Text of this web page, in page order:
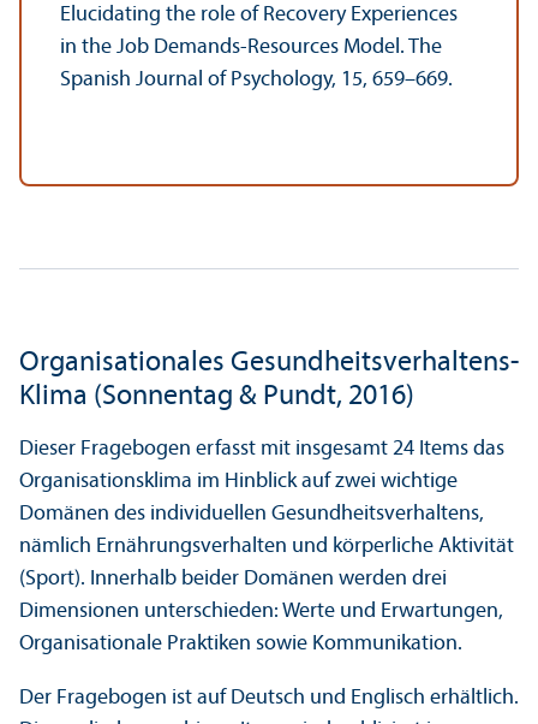
Elucidating the role of Recovery Experiences
in the Job Demands-Resources Model. The
Spanish Journal of Psychology, 15, 659–669.
Organisationales Gesundheits­verhaltens-
Klima (Sonnentag & Pundt, 2016)
Dieser Fragebogen erfasst mit insgesamt 24 Items das
Organisations­klima im Hinblick auf zwei wichtige
Domänen des individuellen Gesundheits­verhaltens,
nämlich Ernährungs­verhalten und körperliche Aktivität
(Sport). Innerhalb beider Domänen werden drei
Dimensionen unter­schieden: Werte und Erwartungen,
Organisationale Praktiken sowie Kommunikation.
Der Fragebogen ist auf Deutsch und Englisch erhältlich.